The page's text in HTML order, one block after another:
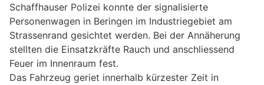
Schaffhauser Polizei konnte der signalisierte
Personenwagen in Beringen im Industriegebiet am
Strassenrand gesichtet werden. Bei der Annäherung
stellten die Einsatzkräfte Rauch und anschliessend
Feuer im Innenraum fest.
Das Fahrzeug geriet innerhalb kürzester Zeit in